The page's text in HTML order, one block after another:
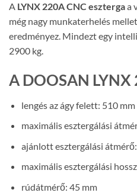
A LYNX 220A CNC esztergaa
még nagy munkaterhelés
eredményez. Mindezt egy
2900 kg.
A DOOSAN
lengés az ágy felett: 510 mm
maximális esztergálási
ajánlott esztergálási
maximális esztergálási
rúdátmérő: 45 mm